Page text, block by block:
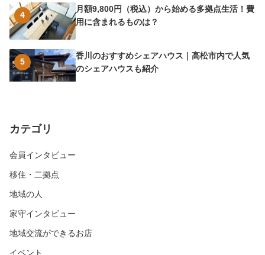
4
月額9,800円（税込）から始める多拠点生活！費
用に含まれるものは？
5
香川のおすすめシェアハウス｜高松市内で人気
のシェアハウスも紹介
カテゴリ
会員インタビュー
移住・二拠点
地域の人
家守インタビュー
地域交流ができるお店
イベント